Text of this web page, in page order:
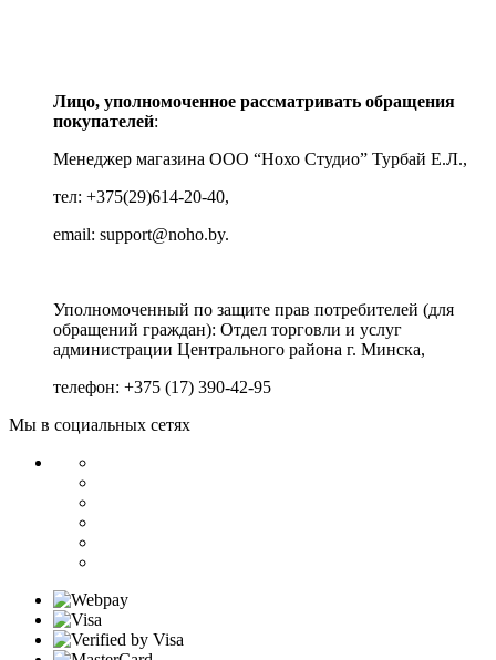
Лицо, уполномоченное рассматривать обращения
покупателей:
Менеджер магазина ООО “Нохо Студио” Турбай Е.Л.,
тел: +375(29)614-20-40,
email: support@noho.by.
Уполномоченный по защите прав потребителей (для
обращений граждан): Отдел торговли и услуг
администрации Центрального района г. Минска,
телефон: +375 (17) 390-42-95
Мы в социальных сетях